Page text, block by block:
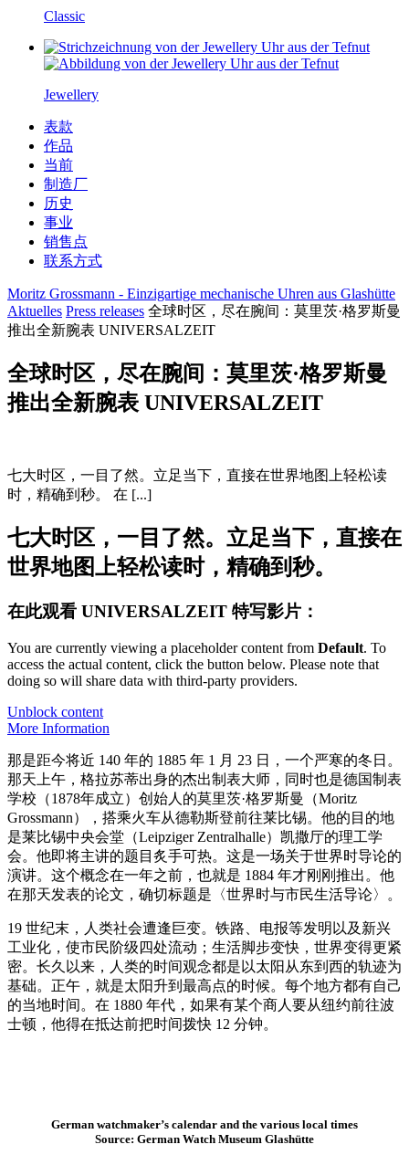
Classic
Jewellery
表款
作品
当前
制造厂
历史
事业
销售点
联系方式
Moritz Grossmann - Einzigartige mechanische Uhren aus Glashütte
Aktuelles Press releases 全球时区，尽在腕间：莫里茨·格罗斯曼
推出全新腕表 UNIVERSALZEIT
全球时区，尽在腕间：莫里茨·格罗斯曼
推出全新腕表 UNIVERSALZEIT
七大时区，一目了然。立足当下，直接在世界地图上轻松读
时，精确到秒。 在 [...]
七大时区，一目了然。立足当下，直接在
世界地图上轻松读时，精确到秒。
在此观看 UNIVERSALZEIT 特写影片：
You are currently viewing a placeholder content from Default. To
access the actual content, click the button below. Please note that
doing so will share data with third-party providers.
Unblock content
More Information
那是距今将近 140 年的 1885 年 1 月 23 日，一个严寒的冬日。
那天上午，格拉苏蒂出身的杰出制表大师，同时也是德国制表
学校（1878年成立）创始人的莫里茨·格罗斯曼（Moritz
Grossmann），搭乘火车从德勒斯登前往莱比锡。他的目的地
是莱比锡中央会堂（Leipziger Zentralhalle）凯撒厅的理工学
会。他即将主讲的题目炙手可热。这是一场关于世界时导论的
演讲。这个概念在一年之前，也就是 1884 年才刚刚推出。他
在那天发表的论文，确切标题是〈世界时与市民生活导论〉。
19 世纪末，人类社会遭逢巨变。铁路、电报等发明以及新兴
工业化，使市民阶级四处流动；生活脚步变快，世界变得更紧
密。长久以来，人类的时间观念都是以太阳从东到西的轨迹为
基础。正午，就是太阳升到最高点的时候。每个地方都有自己
的当地时间。在 1880 年代，如果有某个商人要从纽约前往波
士顿，他得在抵达前把时间拨快 12 分钟。
German watchmaker’s calendar and the various local times
Source: German Watch Museum Glashütte